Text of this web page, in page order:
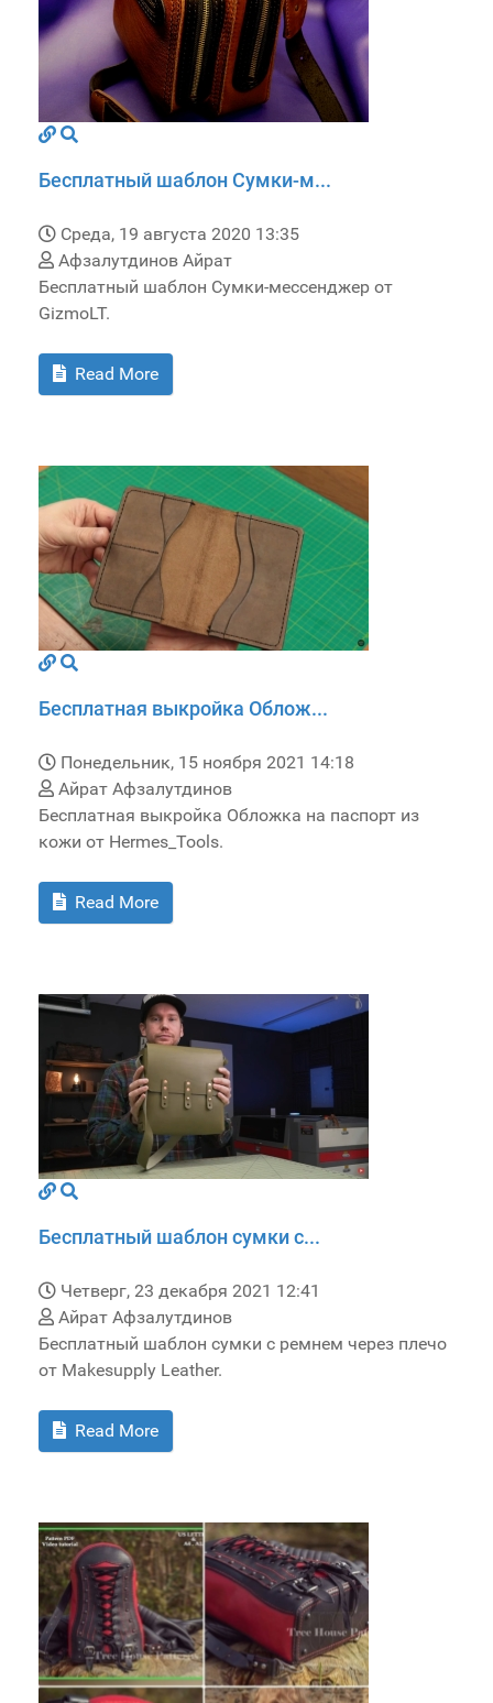
Бесплатный шаблон Сумки-м...
Среда, 19 августа 2020 13:35
Афзалутдинов Айрат
Бесплатный шаблон Сумки-мессенджер от
GizmoLT.
Read More
Бесплатная выкройка Облож...
Понедельник, 15 ноября 2021 14:18
Айрат Афзалутдинов
Бесплатная выкройка Обложка на паспорт из
кожи от Hermes_Tools.
Read More
Бесплатный шаблон сумки с...
Четверг, 23 декабря 2021 12:41
Айрат Афзалутдинов
Бесплатный шаблон сумки с ремнем через плечо
от Makesupply Leather.
Read More